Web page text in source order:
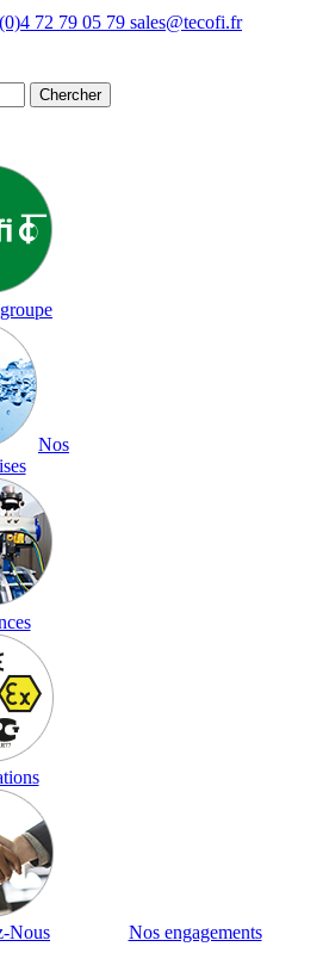
72 79 05 79 sales@tecofi.fr
Nos
Nous
Nos engagements